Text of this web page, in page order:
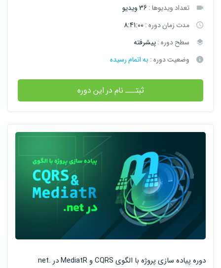
تعداد ویدیوها : 36 ویدیو
مدت زمان دوره : 8:41:00
سطح دوره :پیشرفته
وضعیت دوره : به اتمام رسیده
ثبتـــ نام در این دوره
دوره پیاده سازی پروژه با الگوی CQRS و MediatR در .net